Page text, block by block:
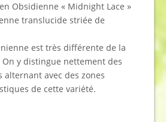
Obsidienne « Midnight Lace »
translucide striée de
est très différente de la
y distingue nettement des
alternant avec des zones
de cette variété.